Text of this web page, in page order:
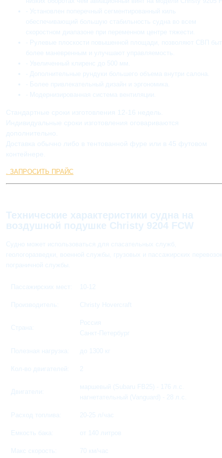
- Установлен поперечный сегментированный киль
обеспечивающий большую стабильность судна во всем
скоростном диапазоне при переменном центре тяжести.
- Рулевые плоскости повышенной площади, позволяют СВП
более маневренным и улучшают управляемость.
- Увеличенный клиренс до 500 мм.
- Дополнительные рундуки большего объема внутри салона.
- Более привлекательный дизайн и эргономика.
- Модернизированная система вентиляции.
Стандартные сроки изготовления 12-16 недель.
Индивидуальные сроки изготовления оговариваются
дополнительно.
Доставка обычно либо в тентованной фуре или в 45 футовом
контейнере.
. ЗАПРОСИТЬ ПРАЙС
Технические характеристики судна на
воздушной подушке Christy 9204 FCW
Судно может использоваться для спасательных служб,
геологоразведки, военной службы, грузовых и пассажирских
пограничной службы.
Пассажирских мест: 10-12
Производитель: Christy Hovercraft
Страна:
Россия
Санкт-Петербург
Полезная нагрузка: до 1300 кг
Кол-во двигателей: 2
Двигатели:
маршевый (Subaru FB25) - 176 л.с.
нагнетательный (Vanguard) - 28 л.с.
Расход топлива: 20-25 л/час
Емкость бака: от 140 литров
Макс скорость: 70 км/час